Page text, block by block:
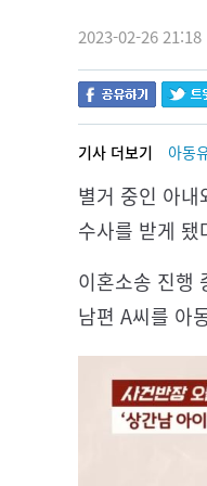
2023-02-26 21:18
기사 더보기 아동
별거 중인 아
수사를 받게 됐
이혼소송 진행
남편 A씨를 아